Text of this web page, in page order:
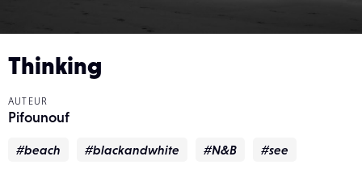
Thinking
AUTEUR
Pifounouf
#beach #blackandwhite #N&B #see